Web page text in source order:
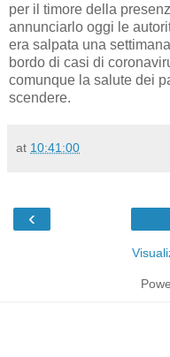
per il timore della
annunciarlo oggi le
era salpata una
bordo di casi di
comunque la salute dei
scendere.
at 10:41:00
‹